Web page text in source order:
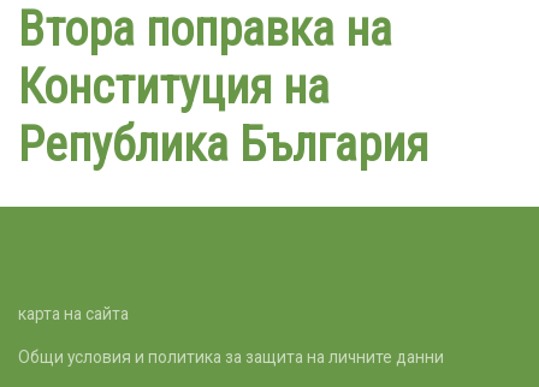
Втора поправка на
Конституция на
Република България
карта на сайта
Общи условия и политика за защита на личните данни